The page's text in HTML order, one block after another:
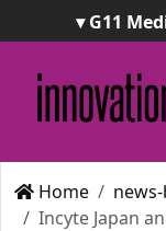
▾ G11
ImpresaCity |
Awards
Home
Incyte Japan